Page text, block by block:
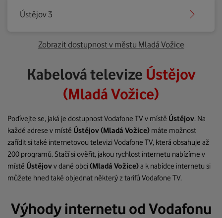
Ústějov 3
Zobrazit dostupnost v městu Mladá Vožice
Kabelová televize Ústějov
(Mladá Vožice)
Podívejte se, jaká je dostupnost Vodafone TV v místě Ústějov. Na
každé adrese v místě Ústějov(Mladá Vožice) máte možnost
zařídit si také internetovou televizi Vodafone TV, která obsahuje až
200 programů. Stačí si ověřit, jakou rychlost internetu nabízíme v
místě Ústějovv dané obci(Mladá Vožice)a k nabídce internetu si
můžete hned také objednat některý z tarifů Vodafone TV.
Výhody internetu od Vodafonu